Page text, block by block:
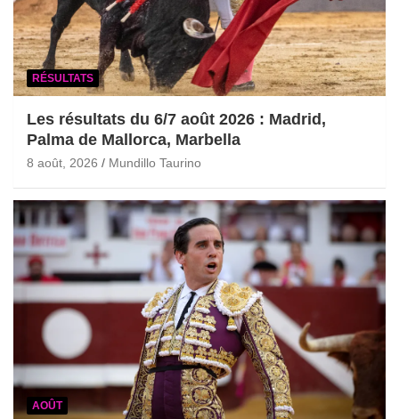
RÉSULTATS
Les résultats du 6/7 août 2026 : Madrid,
Palma de Mallorca, Marbella
8 août, 2026 Mundillo Taurino
AOÛT